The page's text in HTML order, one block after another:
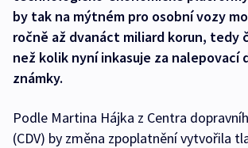
by tak na mýtném pro osobní vozy
ročně až dvanáct miliard korun, tedy
než kolik nyní inkasuje za nalepovací
známky.
Podle Martina Hájka z Centra
(CDV) by změna zpoplatnění vytvořila